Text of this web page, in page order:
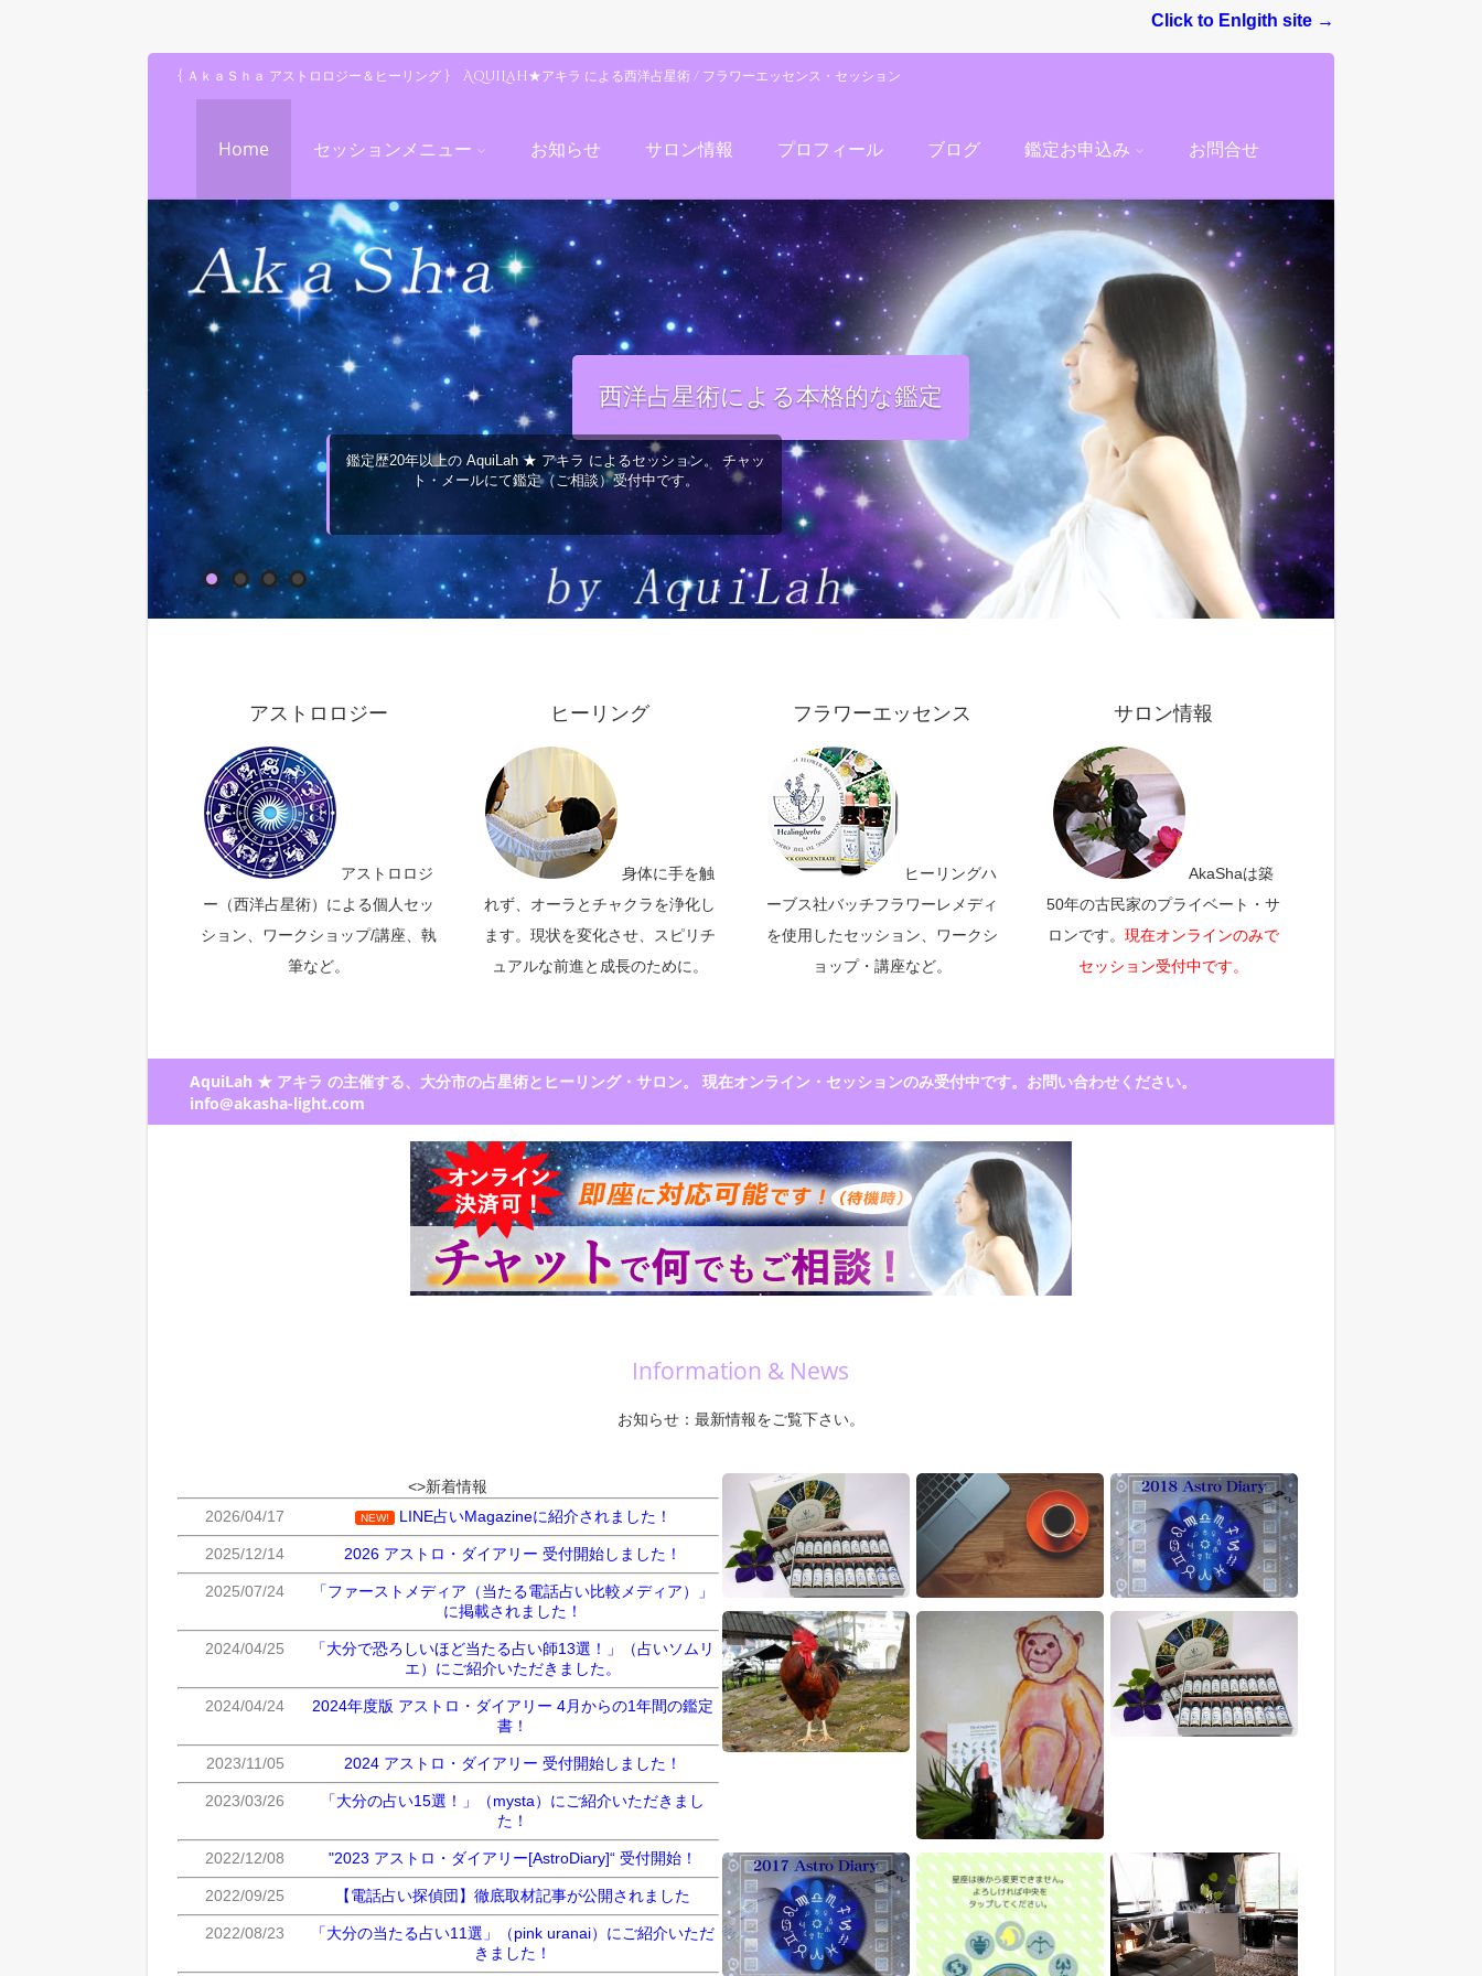
Click to Enlgith site →
{ ＡｋａＳｈａ アストロロジー＆ヒーリング } AquiLah★アキラ による西洋占星術 / フラワーエッセンス・セッション
Home セッションメニュー お知らせ サロン情報 プロフィール ブログ 鑑定お申込み お問合せ
西洋占星術による本格的な鑑定
鑑定歴20年以上の AquiLah ★ アキラ によるセッション。 チャッ
ト・メールにて鑑定（ご相談）受付中です。
アストロロジー
アストロロジ
ー（西洋占星術）による個人セッ
ション、ワークショップ/講座、執
筆など。
ヒーリング
身体に手を触
れず、オーラとチャクラを浄化し
ます。現状を変化させ、スピリチ
ュアルな前進と成長のために。
フラワーエッセンス
ヒーリングハ
ーブス社バッチフラワーレメディ
を使用したセッション、ワークシ
ョップ・講座など。
サロン情報
AkaShaは築
50年の古民家のプライベート・サ
ロンです。 現在オンラインのみで
セッション受付中です。
AquiLah ★ アキラ の主催する、大分市の占星術とヒーリング・サロン。 現在オンライン・セッションのみ受付中です。お問い合わせください。
info@akasha-light.com
Information & News
お知らせ：最新情報をご覧下さい。
<>新着情報
2026/04/17
NEW! LINE占いMagazineに紹介されました！
2025/12/14 2026 アストロ・ダイアリー 受付開始しました！
2025/07/24
「ファーストメディア（当たる電話占い比較メディア）」
に掲載されました！
2024/04/25
「大分で恐ろしいほど当たる占い師13選！」（占いソムリ
エ）にご紹介いただきました。
2024/04/24
2024年度版 アストロ・ダイアリー 4月からの1年間の鑑定
書！
2023/11/05 2024 アストロ・ダイアリー 受付開始しました！
2023/03/26
「大分の占い15選！」（mysta）にご紹介いただきまし
た！
2022/12/08 "2023 アストロ・ダイアリー[AstroDiary]“ 受付開始！
2022/09/25 【電話占い探偵団】徹底取材記事が公開されました
2022/08/23
「大分の当たる占い11選」（pink uranai）にご紹介いただ
きました！
追加[開催]バッチ・フラワーエ
ッセンス初級クラス(10～11月)
セッションについてのお知らせ
“2018 アストロ・ダイアリー
[AstroDiary]“ 受付開始！
対面セッション再開のお知らせ
対面セッション一時お休みのお
知らせ
す。